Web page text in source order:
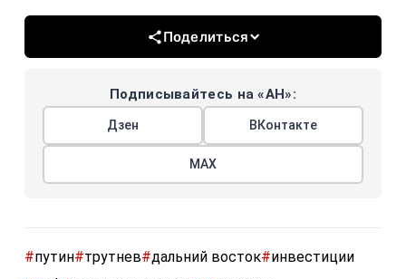
Поделиться
Подписывайтесь на «АН»:
Дзен ВКонтакте
МАХ
#путин#трутнев#дальний восток#инвестиции